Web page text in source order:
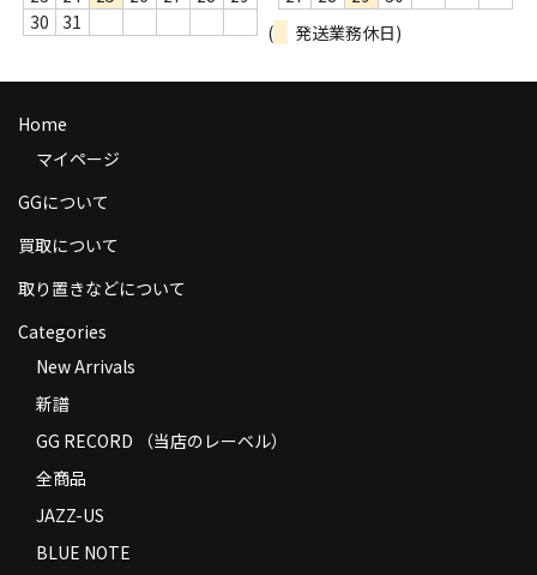
Help
お支払い方法
返品
特定商取引法に基づく表示
Contact
30
31
(
発送業務休日)
Home
マイページ
GGについて
買取について
取り置きなどについて
Categories
New Arrivals
新譜
GG RECORD （当店のレーベル）
全商品
JAZZ-US
BLUE NOTE